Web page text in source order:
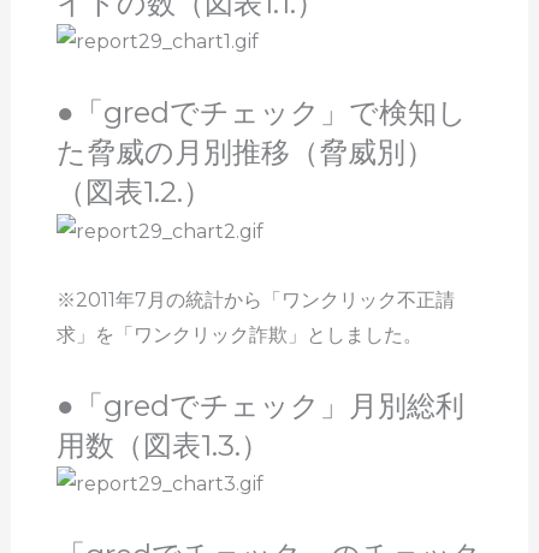
●「gredでチェック」で検知し
た脅威の月別推移（脅威別）
（図表1.2.）
※2011年7月の統計から「ワンクリック不正請
求」を「ワンクリック詐欺」としました。
●「gredでチェック」月別総利
用数（図表1.3.）